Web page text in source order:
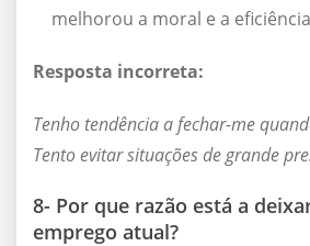
melhorou a moral e a
Resposta incorreta:
Tenho tendência a fechar-me
Tento evitar situações de grande
8- Por que razão está a
emprego atual?